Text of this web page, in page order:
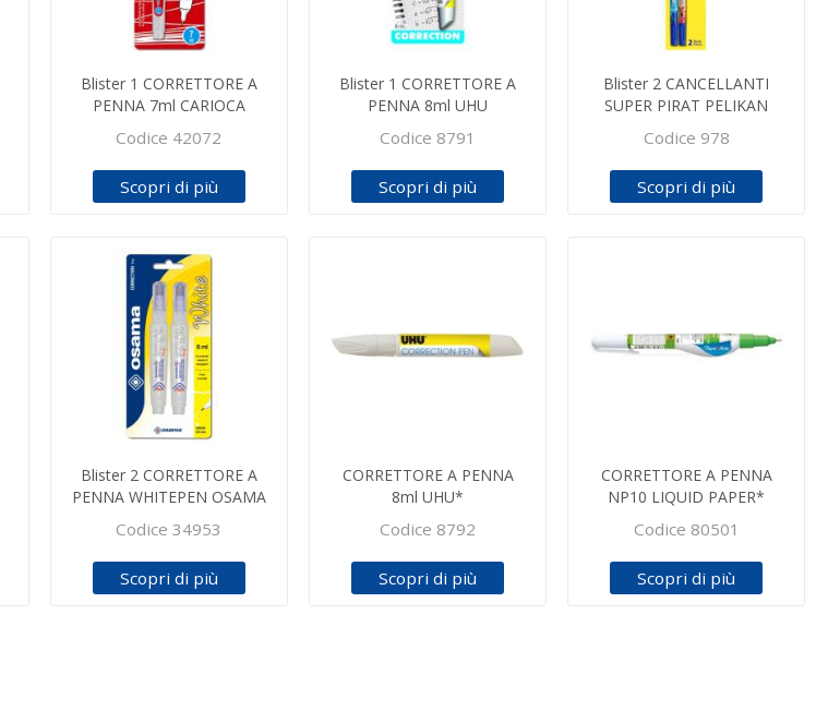
Blister 1 CORRETTORE A
PENNA 7ml CARIOCA
Codice 42072
Scopri di più
Blister 1 CORRETTORE A
PENNA 8ml UHU
Codice 8791
Scopri di più
Blister 2 CANCELLANTI
SUPER PIRAT PELIKAN
Codice 978
Scopri di più
Blister 2 CORRETTORE A
PENNA WHITEPEN OSAMA
Codice 34953
Scopri di più
CORRETTORE A PENNA
8ml UHU*
Codice 8792
Scopri di più
CORRETTORE A PENNA
NP10 LIQUID PAPER*
Codice 80501
Scopri di più